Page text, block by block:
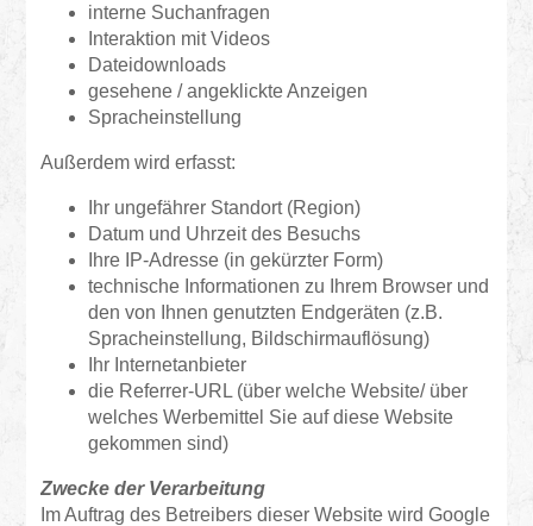
interne Suchanfragen
Interaktion mit Videos
Dateidownloads
gesehene / angeklickte Anzeigen
Spracheinstellung
Außerdem wird erfasst:
Ihr ungefährer Standort (Region)
Datum und Uhrzeit des Besuchs
Ihre IP-Adresse (in gekürzter Form)
technische Informationen zu Ihrem Browser und
den von Ihnen genutzten Endgeräten (z.B.
Spracheinstellung, Bildschirmauflösung)
Ihr Internetanbieter
die Referrer-URL (über welche Website/ über
welches Werbemittel Sie auf diese Website
gekommen sind)
Zwecke der Verarbeitung
Im Auftrag des Betreibers dieser Website wird Google